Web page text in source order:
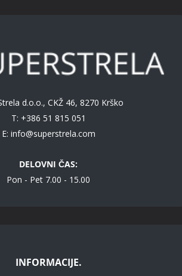
d.o.o., CKŽ 46, 8270 Krško
T: +386 51 815 051
E: info@superstrela.com
DELOVNI ČAS:
Pon - Pet 7.00 - 15.00
INFORMACIJE.